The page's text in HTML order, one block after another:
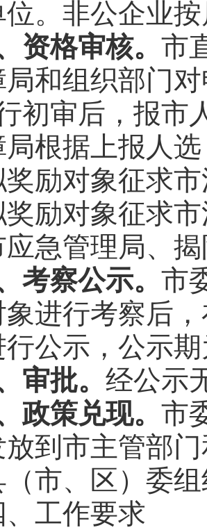
。非公企业
资格审核。 市
和组织部门
初审后，报市
根据上报人
励对象征求
励对象征求
应急管理局、
考察公示。 市
进行考察后
行公示，公示
审批。 经公示
政策兑现。 市
放到市主管部
（市、区）委
工作要求